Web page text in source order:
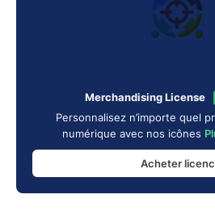
Merchandising License
Personnalisez n’importe quel
numérique avec nos icônes
Acheter